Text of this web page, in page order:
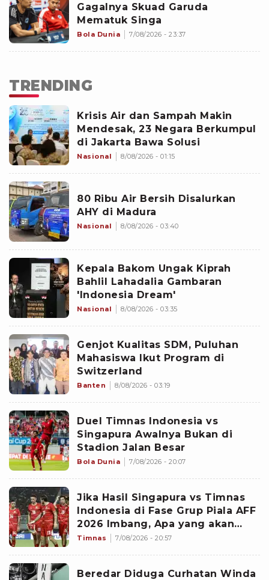
Gagalnya Skuad Garuda
Mematuk Singa
Bola Dunia 7/08/2026 - 23:37
TRENDING
Krisis Air dan Sampah Makin
Mendesak, 23 Negara Berkumpul
di Jakarta Bawa Solusi
Nasional 8/08/2026 - 01:15
80 Ribu Air Bersih Disalurkan
AHY di Madura
Nasional 8/08/2026 - 03:40
Kepala Bakom Ungak Kiprah
Bahlil Lahadalia Gambaran
'Indonesia Dream'
Nasional 8/08/2026 - 03:35
Genjot Kualitas SDM, Puluhan
Mahasiswa Ikut Program di
Switzerland
Banten 8/08/2026 - 03:19
Duel Timnas Indonesia vs
Singapura Awalnya Bukan di
Stadion Jalan Besar
Bola Dunia 7/08/2026 - 20:07
Jika Hasil Singapura vs Timnas
Indonesia di Fase Grup Piala AFF
2026 Imbang, Apa yang akan
Terjadi?
Timnas 7/08/2026 - 20:57
Beredar Diduga Curhatan Winda